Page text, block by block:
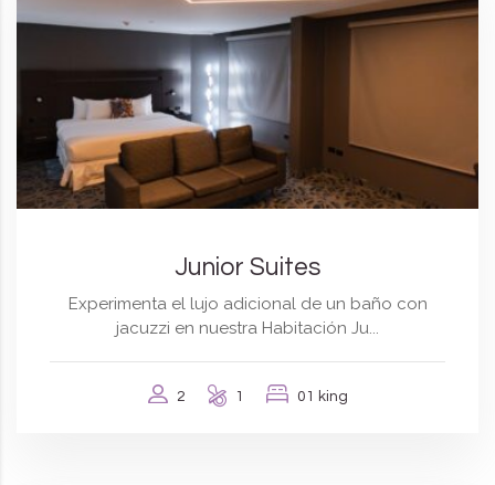
Junior Suites
Experimenta el lujo adicional de un baño con
jacuzzi en nuestra Habitación Ju...
2 1 01 king